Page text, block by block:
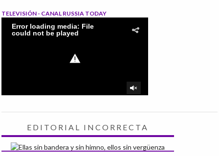
TELEVISIÓN - CANAL RUSSIA TODAY
EDITORIAL INCORRECTA